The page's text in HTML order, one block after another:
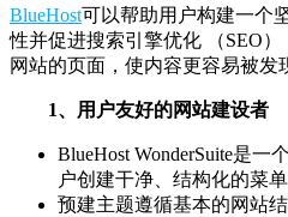
BlueHost可以帮助用户构建一个
性并促进搜索引擎优化 （SEO
网站的页面，使内容更容易被发
1、用户友好的网站建设者
BlueHost WonderSuite是一
户创建干净、结构化的菜
预建主题遵循基本的网站